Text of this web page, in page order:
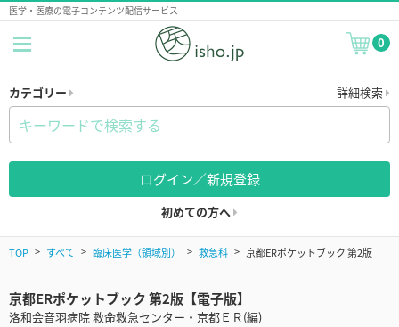
医学・医療の電子コンテンツ配信サービス
0
カテゴリー 詳細検索
ログイン／新規登録
初めての方へ
TOP すべて 臨床医学（領域別） 救急科 京都ERポケットブック 第2版
京都ERポケットブック 第2版【電子版】
洛和会音羽病院 救命救急センター・京都ＥＲ(編)